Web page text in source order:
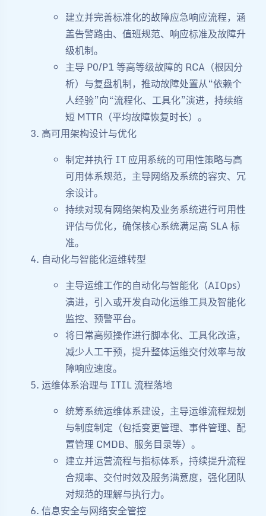
建立并完善标准化的故障应急响应流程，涵
盖告警路由、值班规范、响应标准及故障升
级机制。
主导 P0/P1 等高等级故障的 RCA（根因分
析）与复盘机制，推动故障处置从“依赖个
人经验”向“流程化、工具化”演进，持续缩
短 MTTR（平均故障恢复时长）。
高可用架构设计与优化
制定并执行 IT 应用系统的可用性策略与高
可用体系规范，主导网络及系统的容灾、冗
余设计。
持续对现有网络架构及业务系统进行可用性
评估与优化，确保核心系统满足高 SLA 标
准。
自动化与智能化运维转型
主导运维工作的自动化与智能化（AIOps）
演进，引入或开发自动化运维工具及智能化
监控、预警平台。
将日常高频操作进行脚本化、工具化改造，
减少人工干预，提升整体运维交付效率与故
障响应速度。
运维体系治理与 ITIL 流程落地
统筹系统运维体系建设，主导运维流程规划
与制度制定（包括变更管理、事件管理、配
置管理 CMDB、服务目录等）。
建立并运营流程与指标体系，持续提升流程
合规率、交付时效及服务满意度，强化团队
对规范的理解与执行力。
信息安全与网络安全管控